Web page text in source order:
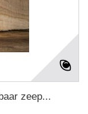
zeep...